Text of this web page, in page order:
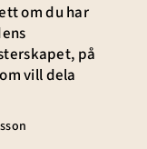
om du har
på
vill dela